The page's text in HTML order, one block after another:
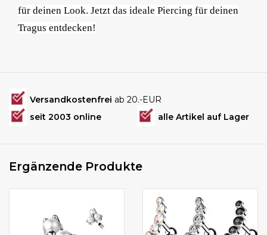
für deinen Look. Jetzt das ideale Piercing für deinen
Tragus entdecken!
Versandkostenfrei ab 20.-EUR
seit 2003 online
alle Artikel auf Lager
Ergänzende Produkte